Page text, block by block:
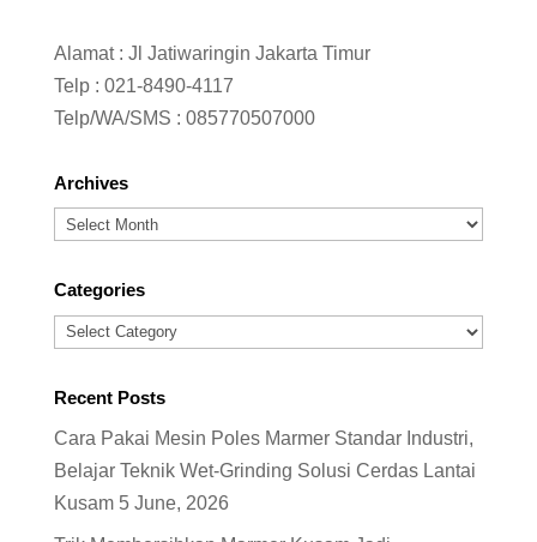
Alamat : Jl Jatiwaringin Jakarta Timur
Telp : 021-8490-4117
Telp/WA/SMS : 085770507000
Archives
Archives
Categories
Categories
Recent Posts
Cara Pakai Mesin Poles Marmer Standar Industri,
Belajar Teknik Wet-Grinding Solusi Cerdas Lantai
Kusam 5 June, 2026